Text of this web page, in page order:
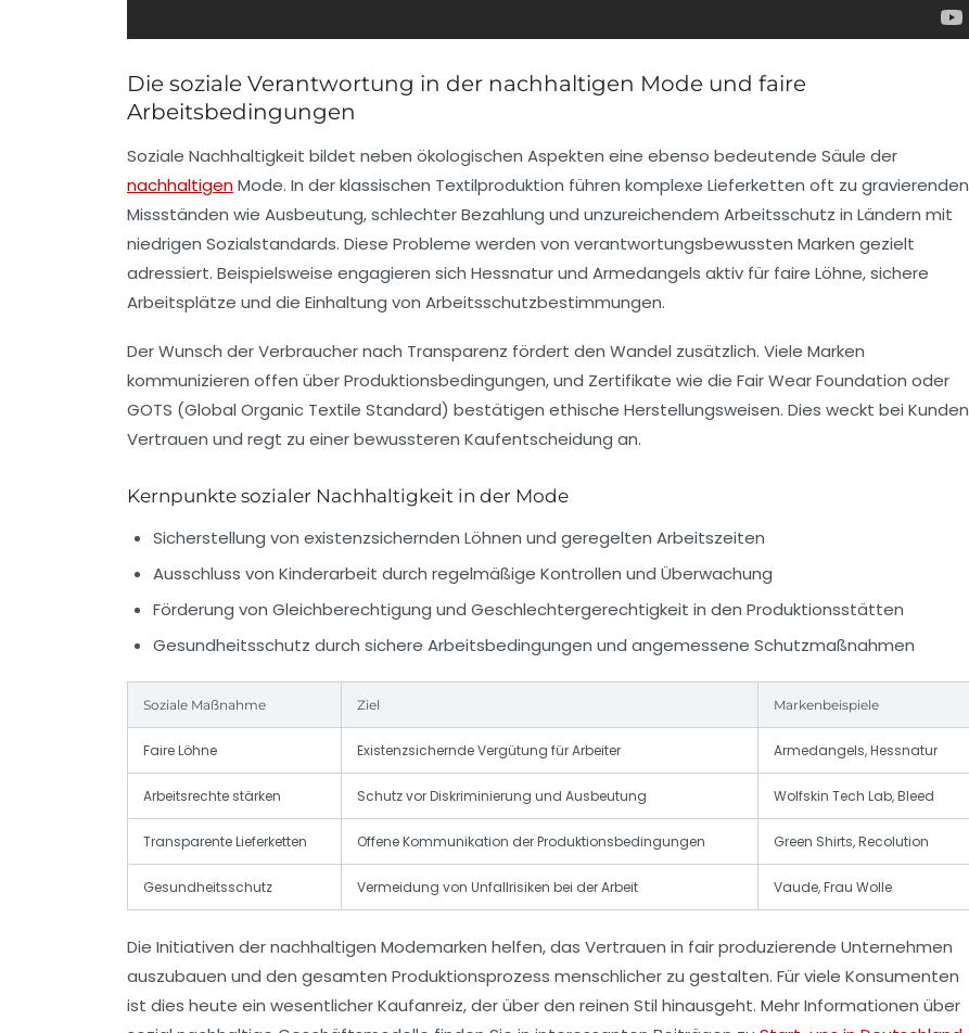
Die soziale Verantwortung in der nachhaltigen Mode und faire
Arbeitsbedingungen
Soziale Nachhaltigkeit bildet neben ökologischen Aspekten eine ebenso bedeutende Säule der
nachhaltigenMode. In der klassischen Textilproduktion führen komplexe Lieferketten oft zu gravierenden
Missständen wie Ausbeutung, schlechter Bezahlung und unzureichendem Arbeitsschutz in Ländern mit
niedrigen Sozialstandards. Diese Probleme werden von verantwortungsbewussten Marken gezielt
adressiert. Beispielsweise engagieren sich Hessnaturund Armedangels aktiv für faire Löhne, sichere
Arbeitsplätze und die Einhaltung von Arbeitsschutzbestimmungen.
Der Wunsch der Verbraucher nach Transparenz fördert den Wandel zusätzlich. Viele Marken
kommunizieren offen über Produktionsbedingungen, und Zertifikate wie die Fair Wear Foundation oder
GOTS (Global Organic Textile Standard) bestätigen ethische Herstellungsweisen. Dies weckt bei Kunden
Vertrauen und regt zu einer bewussteren Kaufentscheidung an.
Kernpunkte sozialer Nachhaltigkeit in der Mode
Sicherstellung von existenzsichernden Löhnen und geregelten Arbeitszeiten
Ausschluss von Kinderarbeit durch regelmäßige Kontrollen und Überwachung
Förderung von Gleichberechtigung und Geschlechtergerechtigkeit in den Produktionsstätten
Gesundheitsschutz durch sichere Arbeitsbedingungen und angemessene Schutzmaßnahmen
Soziale Maßnahme Ziel Markenbeispiele
Faire Löhne Existenzsichernde Vergütung für Arbeiter Armedangels, Hessnatur
Arbeitsrechte stärken Schutz vor Diskriminierung und Ausbeutung Wolfskin Tech Lab, Bleed
Transparente Lieferketten Offene Kommunikation der Produktionsbedingungen Green Shirts, Recolution
Gesundheitsschutz Vermeidung von Unfallrisiken bei der Arbeit Vaude, Frau Wolle
Die Initiativen der nachhaltigen Modemarken helfen, das Vertrauen in fair produzierende Unternehmen
auszubauen und den gesamten Produktionsprozess menschlicher zu gestalten. Für viele Konsumenten
ist dies heute ein wesentlicher Kaufanreiz, der über den reinen Stil hinausgeht. Mehr Informationen über